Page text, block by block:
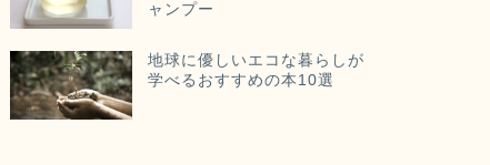
ャンプー
地球に優しいエコな暮らしが
学べるおすすめの本10選